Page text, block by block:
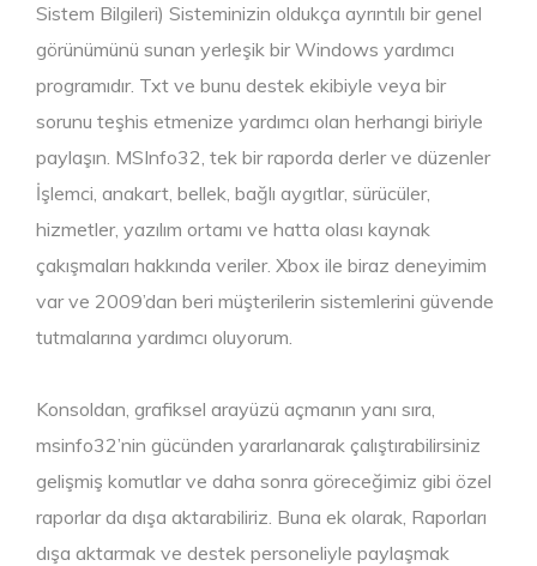
Sistem Bilgileri) Sisteminizin oldukça ayrıntılı bir genel
görünümünü sunan yerleşik bir Windows yardımcı
programıdır. Txt ve bunu destek ekibiyle veya bir
sorunu teşhis etmenize yardımcı olan herhangi biriyle
paylaşın. MSInfo32, tek bir raporda derler ve düzenler
İşlemci, anakart, bellek, bağlı aygıtlar, sürücüler,
hizmetler, yazılım ortamı ve hatta olası kaynak
çakışmaları hakkında veriler. Xbox ile biraz deneyimim
var ve 2009’dan beri müşterilerin sistemlerini güvende
tutmalarına yardımcı oluyorum.
Konsoldan, grafiksel arayüzü açmanın yanı sıra,
msinfo32’nin gücünden yararlanarak çalıştırabilirsiniz
gelişmiş komutlar ve daha sonra göreceğimiz gibi özel
raporlar da dışa aktarabiliriz. Buna ek olarak, Raporları
dışa aktarmak ve destek personeliyle paylaşmak